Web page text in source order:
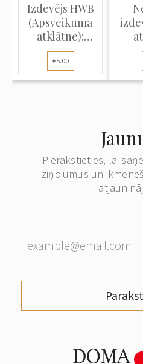
Izdevējs HWB
(Apsveikuma
atklātne):
Ziemas va...
€5.00
Pierakstieties, lai
ziņojumus un